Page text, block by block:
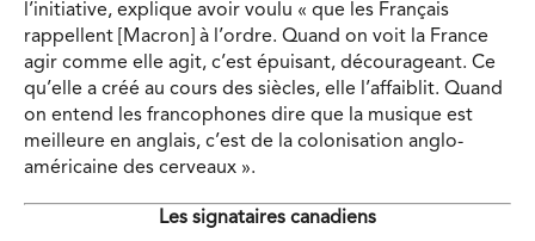
l’initiative, explique avoir voulu « que les Français
rappellent [Macron] à l’ordre. Quand on voit la France
agir comme elle agit, c’est épuisant, décourageant. Ce
qu’elle a créé au cours des siècles, elle l’affaiblit. Quand
on entend les francophones dire que la musique est
meilleure en anglais, c’est de la colonisation anglo-
américaine des cerveaux ».
Les signataires canadiens